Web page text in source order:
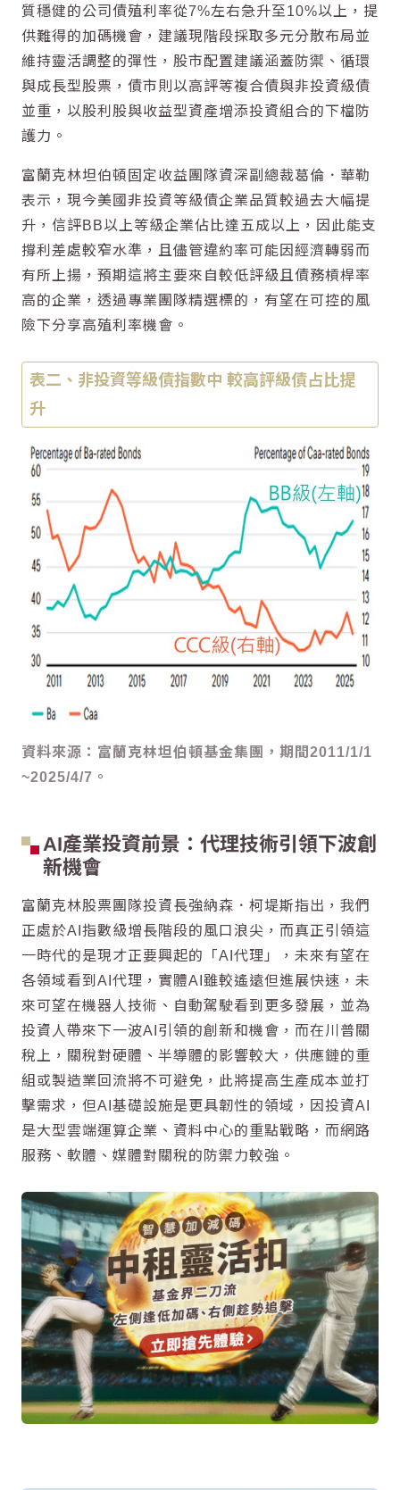
質穩健的公司債殖利率從7%左右急升至10%以上，提
供難得的加碼機會，建議現階段採取多元分散布局並
維持靈活調整的彈性，股市配置建議涵蓋防禦、循環
與成長型股票，債市則以高評等複合債與非投資級債
並重，以股利股與收益型資產增添投資組合的下檔防
護力。
富蘭克林坦伯頓固定收益團隊資深副總裁葛倫．華勒
表示，現今美國非投資等級債企業品質較過去大幅提
升，信評BB以上等級企業佔比達五成以上，因此能支
撐利差處較窄水準，且儘管違約率可能因經濟轉弱而
有所上揚，預期這將主要來自較低評級且債務槓桿率
高的企業，透過專業團隊精選標的，有望在可控的風
險下分享高殖利率機會。
表二、非投資等級債指數中 較高評級債占比提
升
資料來源：富蘭克林坦伯頓基金集團，期間2011/1/1
~2025/4/7。
AI產業投資前景：代理技術引領下波創
新機會
富蘭克林股票團隊投資長強納森．柯堤斯指出，我們
正處於AI指數級增長階段的風口浪尖，而真正引領這
一時代的是現才正要興起的「AI代理」，未來有望在
各領域看到AI代理，實體AI雖較遙遠但進展快速，未
來可望在機器人技術、自動駕駛看到更多發展，並為
投資人帶來下一波AI引領的創新和機會，而在川普關
稅上，關稅對硬體、半導體的影響較大，供應鏈的重
組或製造業回流將不可避免，此將提高生產成本並打
擊需求，但AI基礎設施是更具韌性的領域，因投資AI
是大型雲端運算企業、資料中心的重點戰略，而網路
服務、軟體、媒體對關稅的防禦力較強。